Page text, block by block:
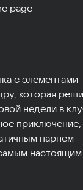
page
с элементами
которая
недели в
приключение,
парнем
настоящим